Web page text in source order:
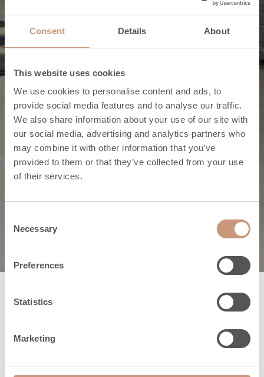
Consent Details About
This website uses cookies
We use cookies to personalise content and ads, to
provide social media features and to analyse our traffic.
We also share information about your use of our site with
our social media, advertising and analytics partners who
may combine it with other information that you’ve
provided to them or that they’ve collected from your use
of their services.
Selection
Necessary
Preferences
Statistics
Marketing
Die Eigenschaften der Pielinen-Kollektion
Längere
Wärmeabgabe als
Heizkaminen.